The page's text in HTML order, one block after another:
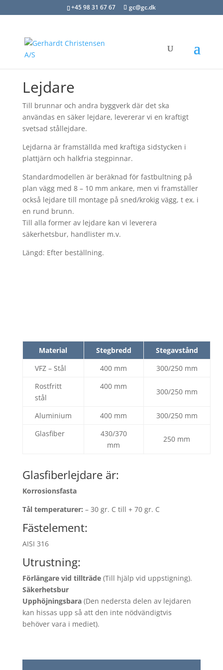
+45 98 31 67 67 gc@gc.dk
Lejdare
Till brunnar och andra byggverk där det ska
användas en säker lejdare, levererar vi en kraftigt
svetsad stållejdare.
Lejdarna är framställda med kraftiga sidstycken i
plattjärn och halkfria stegpinnar.
Standardmodellen är beräknad för fastbultning på
plan vägg med 8 – 10 mm ankare, men vi framställer
också lejdare till montage på sned/krokig vägg, t ex. i
en rund brunn.
Till alla former av lejdare kan vi leverera
säkerhetsbur, handlister m.v.
Längd: Efter beställning.
Material Stegbredd
Stegavstånd
VFZ – Stål
400 mm
300/250 mm
Rostfritt
stål
400 mm
300/250 mm
Aluminium 400 mm
300/250 mm
Glasfiber
430/370
mm
250 mm
Glasfiberlejdare är:
Korrosionsfasta
Tål temperaturer: – 30 gr. C till + 70 gr. C
Fästelement:
AISI 316
Utrustning:
Förlängare vid tillträde(Till hjälp vid uppstigning).
Säkerhetsbur
Upphöjningsbara (Den nedersta delen av lejdaren
kan hissas upp så att den inte nödvändigtvis
behöver vara i mediet).